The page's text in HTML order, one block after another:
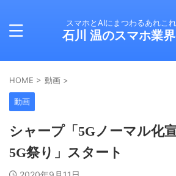
スマホとAIにまつわるあれこ
石川 温のスマホ業
HOME > 動画 >
動画
シャープ「5Gノーマル化
5G祭り」スタート